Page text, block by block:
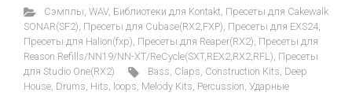
Cэмплы WAV, Библиотеки для Kontakt Пресеты для Cakewalk
SONAR(SF2) Пресеты для Cubase(RX2,FXP) Пресеты для EXS24
Пресеты для Halion(fxp) Пресеты для Reaper(RX2) Пресеты для
Reason Refills/NN19/NN-XT/ReCycle(SXT,REX2,RX2,RFL) Пресеты
для Studio One(RX2)
Bass Claps Construction Kits Deep
House Drums Hits loops Melody Kits Percussion Ударные